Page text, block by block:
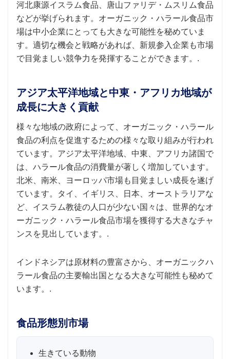
河北康源イスラム食品、唐山ファリデ・ムスリム食品
などが挙げられます。オーガニック・ハラール食品市
場は中小企業にとっても大きな可能性を秘めていま
す。適切な機会と戦略があれば、新規参入企業も市場
で目覚ましい競争力を発揮することができます。.
アジア太平洋地域と中東・アフリカ地域が
成長に大きく貢献
様々な地域の政府によって、オーガニック・ハラール
食品の利点を促進するための様々な取り組みが行われ
ています。アジア太平洋地域、中東、アフリカ諸国で
は、ハラール食品の消費量が著しく増加しています。
北米、南米、ヨーロッパ市場も目覚ましい成長を遂げ
ています。タイ、イギリス、日本、オーストラリアな
ど、イスラム教徒の人口が少ない国々は、世界的なオ
ーガニック・ハラール食品市場を獲得する大きなチャ
ンスを見出しています。.
インドネシアは原材料の豊富さから、オーガニックハ
ラール食品の主要輸出国となる大きな可能性も秘めて
います。.
食品形態別市場
生きている動物